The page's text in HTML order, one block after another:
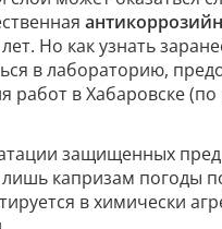
Но как узнать
в лабораторию,
работ в Хабаровске
защищенных
лишь капризам погоды
в химически